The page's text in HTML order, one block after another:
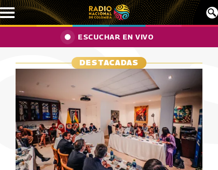
Pasar al contenido principal
ESCUCHAR EN VIVO
DESTACADAS